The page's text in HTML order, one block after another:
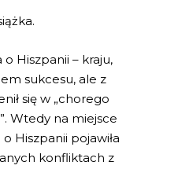
Hiszpanii – kraju,
sukcesu, ale z
się w „chorego
Wtedy na miejsce
Hiszpanii pojawiła
konfliktach z